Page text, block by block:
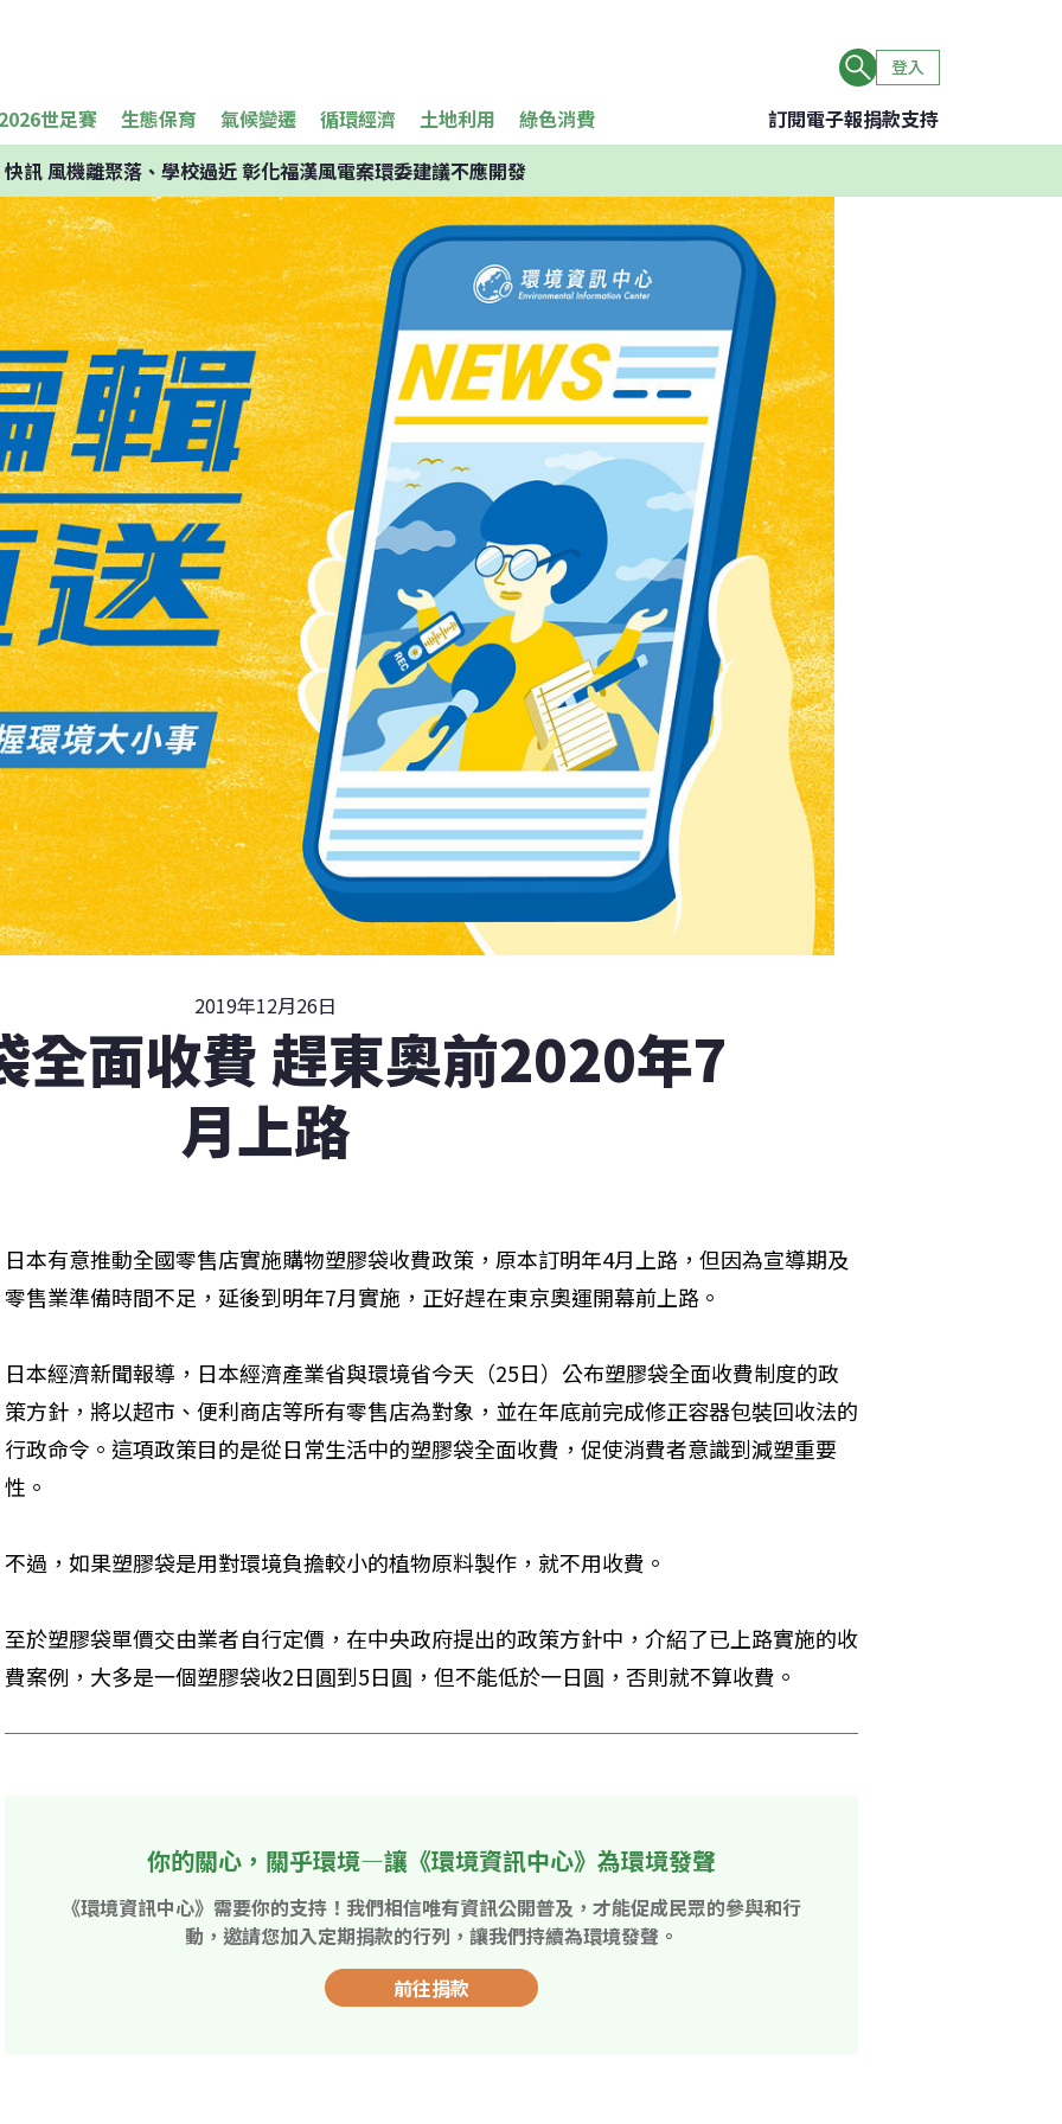
登入
世足賽 生態保育 氣候變遷 循環經濟 土地利用 綠色消費 訂閱電子報捐款支持
快訊風機離聚落、學校過近 彰化福漢風電案環委建議不應開發
2019年12月26日
全面收費 趕東奧前2020年7
月上路
日本有意推動全國零售店實施購物塑膠袋收費政策，原本訂明年4月上路，但因為宣導期及
零售業準備時間不足，延後到明年7月實施，正好趕在東京奧運開幕前上路。
日本經濟新聞報導，日本經濟產業省與環境省今天（25日）公布塑膠袋全面收費制度的政
策方針，將以超市、便利商店等所有零售店為對象，並在年底前完成修正容器包裝回收法的
行政命令。這項政策目的是從日常生活中的塑膠袋全面收費，促使消費者意識到減塑重要
性。
不過，如果塑膠袋是用對環境負擔較小的植物原料製作，就不用收費。
至於塑膠袋單價交由業者自行定價，在中央政府提出的政策方針中，介紹了已上路實施的收
費案例，大多是一個塑膠袋收2日圓到5日圓，但不能低於一日圓，否則就不算收費。
你的關心，關乎環境—讓《環境資訊中心》為環境發聲
《環境資訊中心》需要你的支持！我們相信唯有資訊公開普及，才能促成民眾的參與和行
動，邀請您加入定期捐款的行列，讓我們持續為環境發聲。
前往捐款